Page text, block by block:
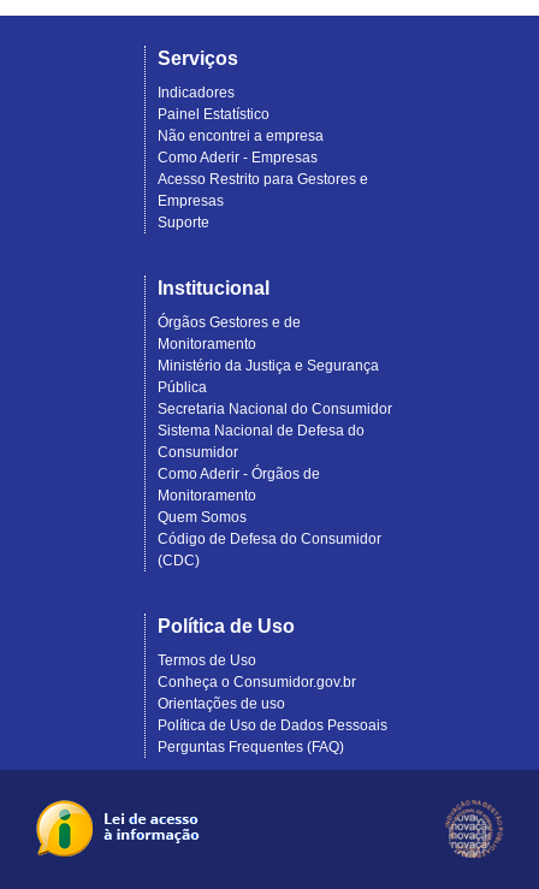
Serviços
Indicadores
Painel Estatístico
Não encontrei a empresa
Como Aderir - Empresas
Acesso Restrito para Gestores e
Empresas
Suporte
Institucional
Órgãos Gestores e de
Monitoramento
Ministério da Justiça e Segurança
Pública
Secretaria Nacional do Consumidor
Sistema Nacional de Defesa do
Consumidor
Como Aderir - Órgãos de
Monitoramento
Quem Somos
Código de Defesa do Consumidor
(CDC)
Política de Uso
Termos de Uso
Conheça o Consumidor.gov.br
Orientações de uso
Política de Uso de Dados Pessoais
Perguntas Frequentes (FAQ)